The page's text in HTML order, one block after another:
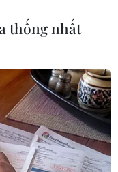
thống nhất